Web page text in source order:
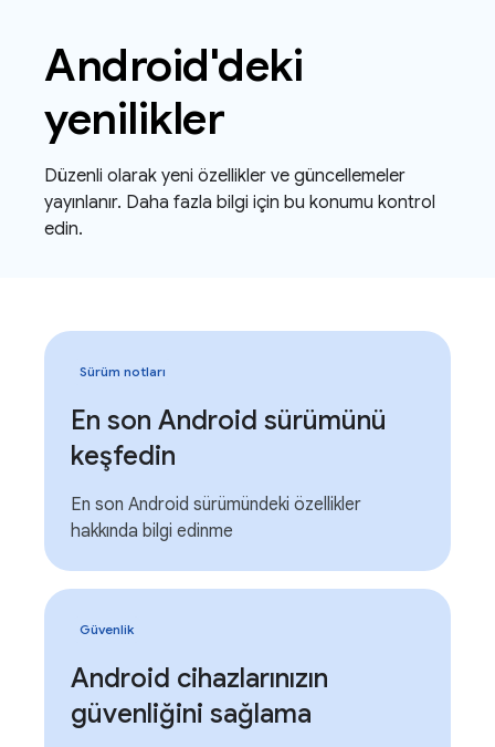
Android'deki
yenilikler
Düzenli olarak yeni özellikler ve güncellemeler
yayınlanır. Daha fazla bilgi için bu konumu kontrol
edin.
Sürüm notları
En son Android sürümünü
keşfedin
En son Android sürümündeki özellikler
hakkında bilgi edinme
Güvenlik
Android cihazlarınızın
güvenliğini sağlama